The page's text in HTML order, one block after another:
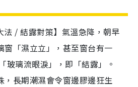
法 / 結露對策】氣溫急降，朝早
窗「濕立立」，甚至窗台有一
玻璃流眼淚」，即「結露」。
，長期潮濕會令窗邊膠邊狂生